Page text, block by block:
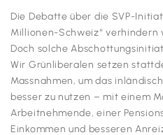
Die Debatte über die SVP-
Millionen-Schweiz“ verhindern
Doch solche
Wir Grünliberalen setzen
Massnahmen, um das
besser zu nutzen – mit einem
Arbeitnehmende, einer
Einkommen und besseren